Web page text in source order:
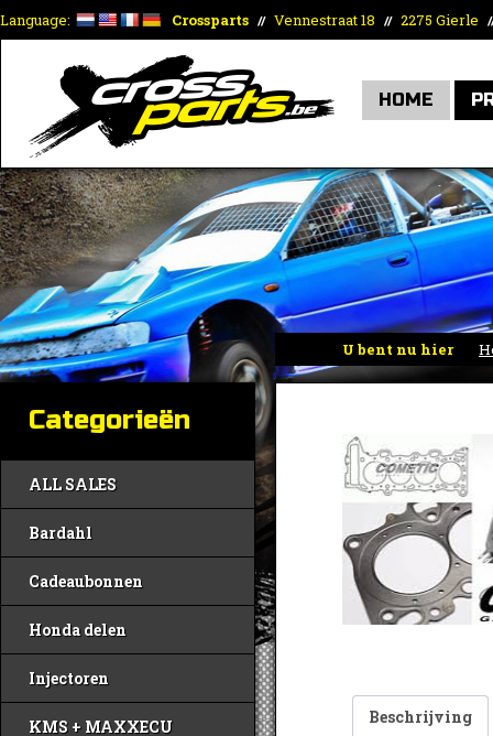
Language: Crossparts // Vennestraat 18 // 2275 Gierle
HOME
U bent nu hier
Categorieën
ALL SALES
Bardahl
Cadeaubonnen
Honda delen
Injectoren
KMS + MAXXECU Beschrijving